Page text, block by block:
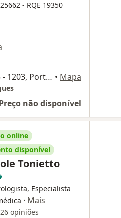
- RQE 19350
Avenida Independência 925 - 1203, Porto Alegre • Mapa
Preço não disponível
online
disponível
Tonietto
Especialista
· Mais
26 opiniões